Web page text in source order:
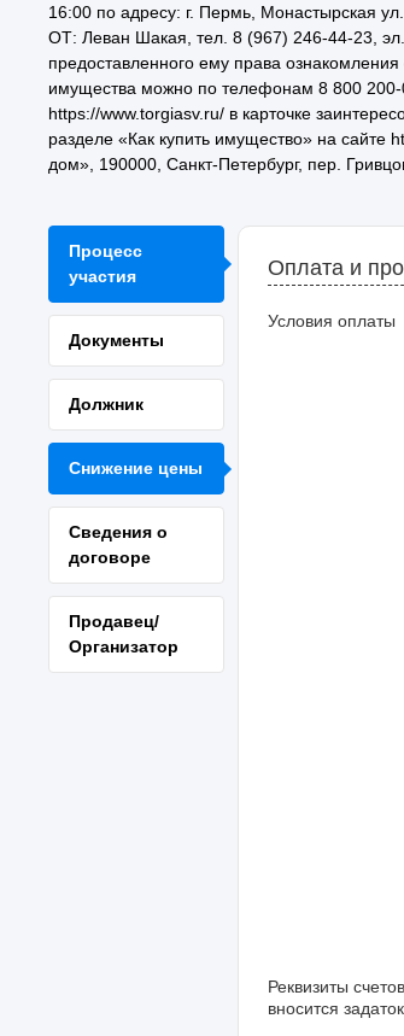
16:00 по адресу: г. Пермь, Монастырская
ОТ: Леван Шакая, тел. 8 (967) 246-44-23, эл.
предоставленного ему права
имущества можно по телефонам 8 800 200-
https://www.torgiasv.ru/ в карточке
разделе «Как купить имущество» на сайте
дом», 190000, Санкт-Петербург, пер.
Процесс
участия
Документы
Должник
Снижение цены
Сведения о
договоре
Продавец/
Организатор
Оплата и
Условия оплаты
Реквизиты
вносится задаток